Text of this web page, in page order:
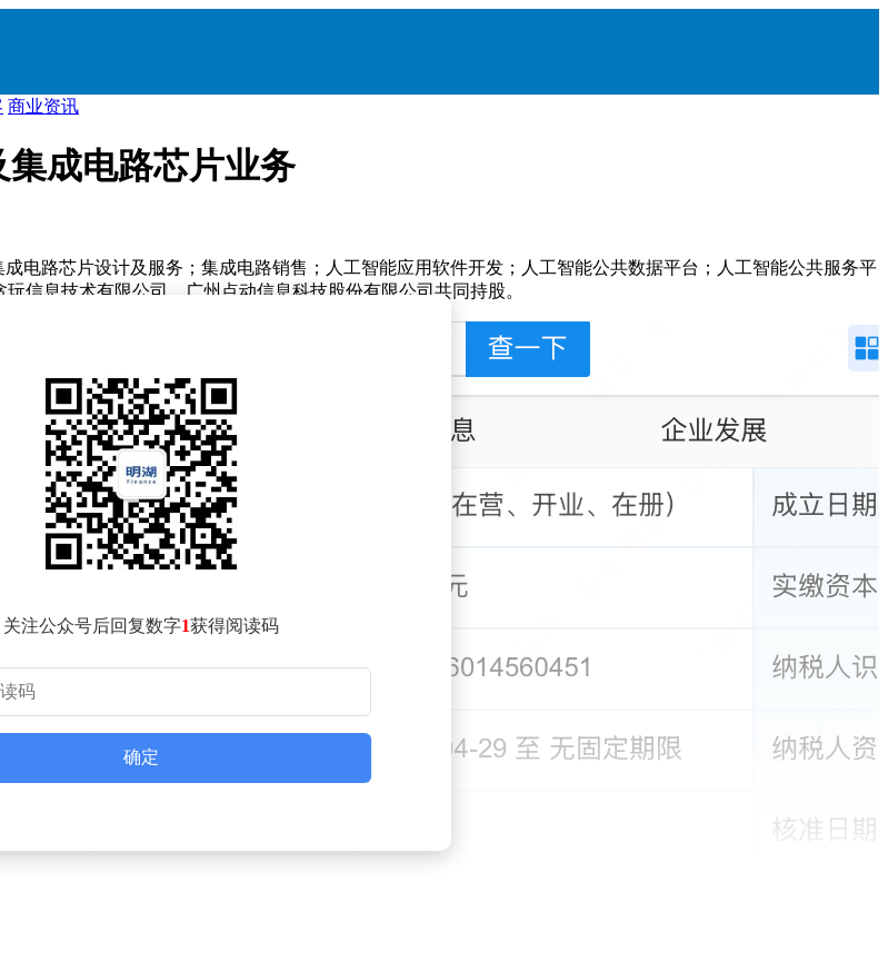
商业资讯
成电路芯片业务
电路芯片设计及服务；集成电路销售；人工智能应用软件开发；人工智能公共数据平台；人工智能公共服务平
信息技术有限公司、广州点动信息科技股份有限公司共同持股。
关注公众号后回复数字1获得阅读码
确定